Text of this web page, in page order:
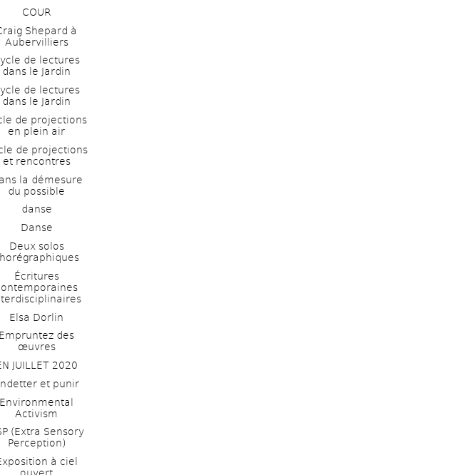
COUR
Shepard à
Aubervilliers
de lectures
dans le Jardin
de lectures
dans le Jardin
de projections
en plein air
de projections
et rencontres
la démesure
du possible
danse
Danse
Deux solos
Écritures
Elsa Dorlin
Empruntez des
œuvres
JUILLET 2020
et punir
Environmental
Activism
(Extra Sensory
Perception)
à ciel